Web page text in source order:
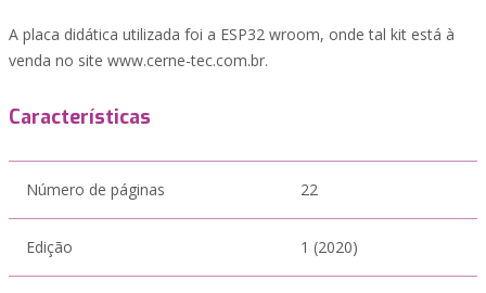
A placa didática utilizada foi a ESP32 wroom, onde tal kit está à
venda no site www.cerne-tec.com.br.
Características
Número de páginas 22
Edição 1 (2020)